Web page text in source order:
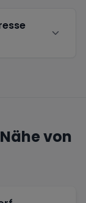
von